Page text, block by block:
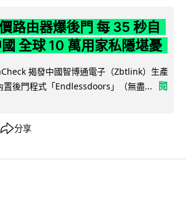
路由器爆後門 每 35 秒自
全球 10 萬用家私隱堪憂
揭發中國智博通電子（Zbtlink）生產
置後門程式「Endlessdoors」（無盡...
閱
分享